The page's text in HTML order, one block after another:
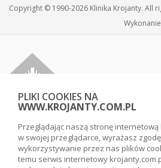
Copyright © 1990-2026 Klinika Krojanty. All
Klinika usytuowana jest w sercu Borów
Narodowym Bory Tucholskie, w
pomorskiego. Ten rezerwat biosfery
PLIKI COOKIES NA
WWW.KROJANTY.COM.PL
Przeglądając naszą stronę internetową
w swojej przeglądarce, wyrażasz
wykorzystywanie przez nas plików
temu serwis internetowy